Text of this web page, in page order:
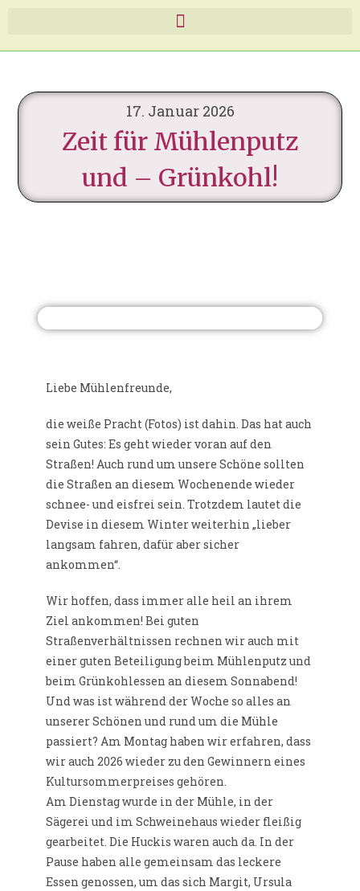
17. Januar 2026
Zeit für Mühlenputz
und – Grünkohl!
Liebe Mühlenfreunde,
die weiße Pracht (Fotos) ist dahin. Das hat auch
sein Gutes: Es geht wieder voran auf den
Straßen! Auch rund um unsere Schöne sollten
die Straßen an diesem Wochenende wieder
schnee- und eisfrei sein. Trotzdem lautet die
Devise in diesem Winter weiterhin „lieber
langsam fahren, dafür aber sicher
ankommen“.
Wir hoffen, dass immer alle heil an ihrem
Ziel ankommen! Bei guten
Straßenverhältnissen rechnen wir auch mit
einer guten Beteiligung beim Mühlenputz und
beim Grünkohlessen an diesem Sonnabend!
Und was ist während der Woche so alles an
unserer Schönen und rund um die Mühle
passiert? Am Montag haben wir erfahren, dass
wir auch 2026 wieder zu den Gewinnern eines
Kultursommerpreises gehören.
Am Dienstag wurde in der Mühle, in der
Sägerei und im Schweinehaus wieder fleißig
gearbeitet. Die Huckis waren auch da. In der
Pause haben alle gemeinsam das leckere
Essen genossen, um das sich Margit, Ursula